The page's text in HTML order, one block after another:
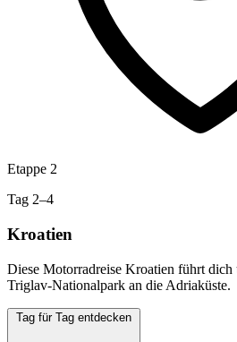
Etappe 2
Tag 2–4
Kroatien
Diese Motorradreise Kroatien führt dich
Triglav-Nationalpark an die Adriaküste.
Tag für Tag entdecken